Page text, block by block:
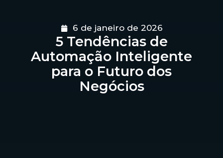
6 de janeiro de 2026
5 Tendências de
Automação Inteligente
para o Futuro dos
Negócios